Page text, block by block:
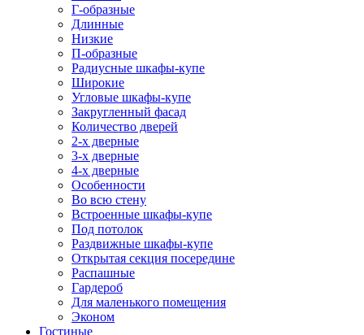
Г-образные
Длинные
Низкие
П-образные
Радиусные шкафы-купе
Широкие
Угловые шкафы-купе
Закругленный фасад
Количество дверей
2-х дверные
3-х дверные
4-х дверные
Особенности
Во всю стену
Встроенные шкафы-купе
Под потолок
Раздвижные шкафы-купе
Открытая секция посередине
Распашные
Гардероб
Для маленького помещения
Эконом
Гостиные